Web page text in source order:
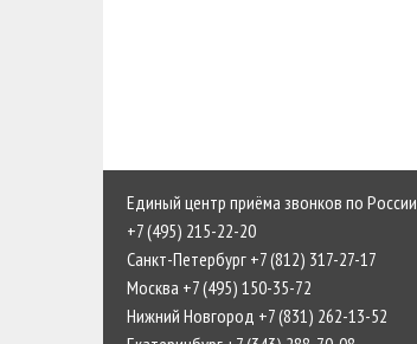
Единый центр приёма звонков по России
+7 (495) 215-22-20
Санкт-Петербург +7 (812) 317-27-17
Москва +7 (495) 150-35-72
Нижний Новгород +7 (831) 262-13-52